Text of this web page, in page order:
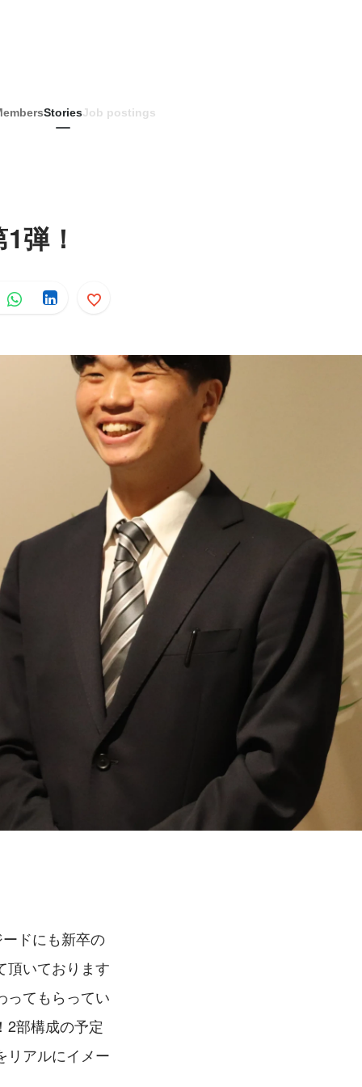
StoriesJob postings
弾！
ドにも新卒の
頂いております
ってもらってい
2部構成の予定
リアルにイメー